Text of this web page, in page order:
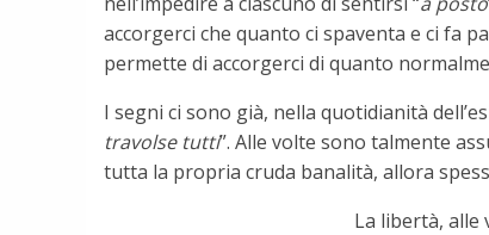
accorgerci che quanto ci spaventa e ci fa
permette di accorgerci di quanto
I segni ci sono già, nella quotidianità
travolse tutti”. Alle volte sono talmente
tutta la propria cruda banalità, allora
La libertà, alle